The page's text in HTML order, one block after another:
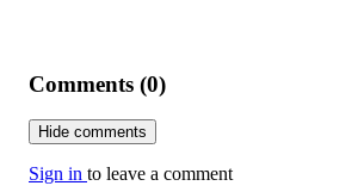
Comments (0)
Hide comments
Sign in to leave a comment